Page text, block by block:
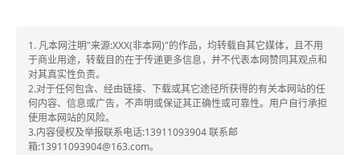
1. 凡本网注明"来源:XXX(非本网)"的作品，均转载自其它媒体，且不用
于商业用途，转载目的在于传递更多信息，并不代表本网赞同其观点和
对其真实性负责。
2.对于任何包含、经由链接、下载或其它途径所获得的有关本网站的任
何内容、信息或广告，不声明或保证其正确性或可靠性。用户自行承担
使用本网站的风险。
3.内容侵权及举报联系电话:13911093904 联系邮
箱:13911093904@163.com。